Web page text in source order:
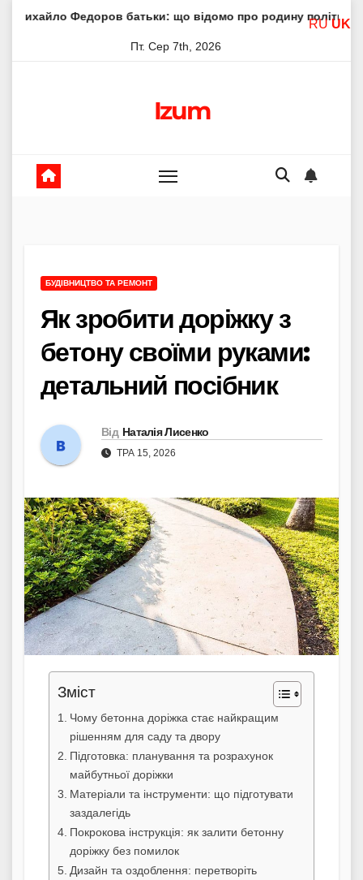
батьки: що відомо про родину політика
Пт. Сер 7th, 2026
Izum
БУДІВНИЦТВО ТА РЕМОНТ
Як зробити доріжку з
бетону своїми руками:
детальний посібник
Від Наталія Лисенко
ТРА 15, 2026
Зміст
Чому бетонна доріжка стає найкращим
рішенням для саду та двору
Підготовка: планування та розрахунок
майбутньої доріжки
Матеріали та інструменти: що підготувати
заздалегідь
Покрокова інструкція: як залити бетонну
доріжку без помилок
Дизайн та оздоблення: перетворіть
RU UK